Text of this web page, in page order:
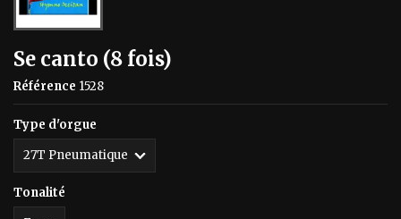
Se canto (8 fois)
Référence 1528
Type d'orgue
Tonalité